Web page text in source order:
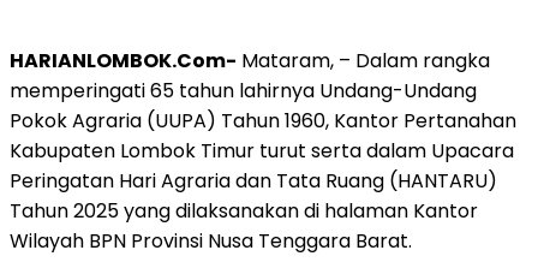
HARIANLOMBOK.Com- Mataram, – Dalam rangka
memperingati 65 tahun lahirnya Undang-Undang
Pokok Agraria (UUPA) Tahun 1960, Kantor Pertanahan
Kabupaten Lombok Timur turut serta dalam Upacara
Peringatan Hari Agraria dan Tata Ruang (HANTARU)
Tahun 2025 yang dilaksanakan di halaman Kantor
Wilayah BPN Provinsi Nusa Tenggara Barat.